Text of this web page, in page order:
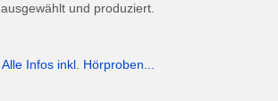
ausgewählt und produziert.
Alle Infos inkl. Hörproben...